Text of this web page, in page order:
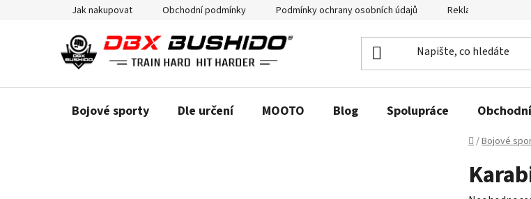
Jak nakupovat Obchodní podmínky Podmínky ochrany osobních údajů Reklamační řád a
Bojové sporty Dle určení MOOTO Blog Spolupráce
Domů
/Bojové